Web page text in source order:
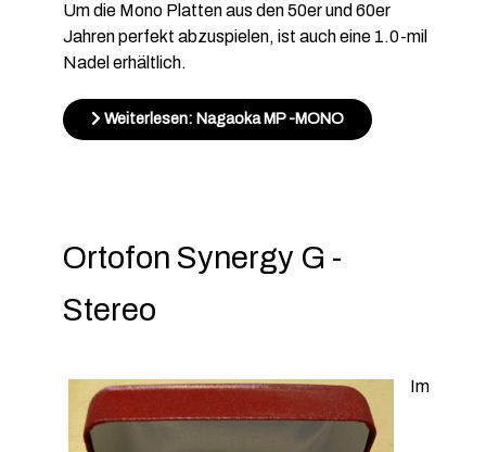
Um die Mono Platten aus den 50er und 60er
Jahren perfekt abzuspielen, ist auch eine 1.0-mil
Nadel erhältlich.
Weiterlesen: Nagaoka MP -MONO
Ortofon Synergy G -
Stereo
Im